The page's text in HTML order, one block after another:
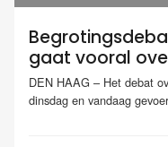
gaat vooral
DEN HAAG – Het debat
dinsdag en vandaag